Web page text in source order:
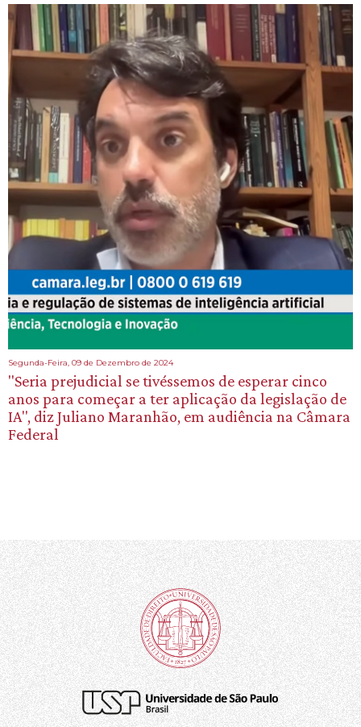
Segunda-Feira, 09 de Dezembro de 2024
"Seria prejudicial se tivéssemos de esperar cinco
anos para começar a ter aplicação da legislação de
IA", diz Juliano Maranhão, em audiência na Câmara
Federal